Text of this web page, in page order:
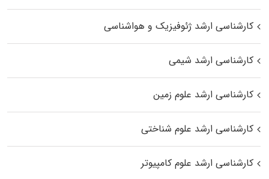
کارشناسی ارشد ژئوفیزیک و هواشناسی
کارشناسی ارشد شیمی
کارشناسی ارشد علوم زمین
کارشناسی ارشد علوم شناختی
کارشناسی ارشد علوم کامپیوتر